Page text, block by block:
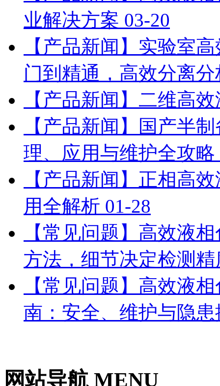
业解决方案 03-20
【产品新闻】实验室
门到精通，高效分离
【产品新闻】二维高
【产品新闻】国产半
理、应用与维护全攻略
【产品新闻】正相高
用全解析 01-28
【常见问题】高效液
方法，细节决定检测
【常见问题】高效液
南：安全、维护与隐
网站导航 MENU